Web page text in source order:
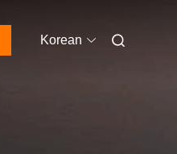
Korean